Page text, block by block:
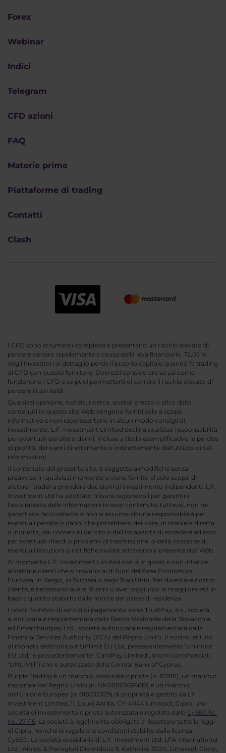
Forex
Webinar
Indici
Telegram
CFD azioni
FAQ
Materie prime
Piattaforme di trading
Contatti
Clash
I CFD sono strumenti complessi e presentano un rischio elevato di
perdere denaro rapidamente a causa della leva finanziaria. 72,05 %
degli investitori al dettaglio perde il proprio capitale quando fa trading
di CFD con questo fornitore. Dovresti considerare se sai come
funzionano i CFD e se puoi permetterti di correre il rischio elevato di
perdere i tuoi soldi.
Qualsiasi opinione, notizia, ricerca, analisi, prezzo o altro dato
contenuti in questo sito Web vengono forniti solo a scopo
informativo e non rappresentano in alcun modo consigli di
investimento. L.F. Investment Limited declina qualsiasi responsabilità
per eventuali perdite o danni, incluse a titolo esemplificativo le perdite
di profitti, derivanti direttamente o indirettamente dall'utilizzo di tali
informazioni.
Il contenuto del presente sito, è soggetto a modifiche senza
preavviso in qualsiasi momento e viene fornito al solo scopo di
aiutare i trader a prendere decisioni di investimento indipendenti. L.F.
Investment Ltd ha adottato misure ragionevoli per garantire
l'accuratezza delle informazioni in esso contenute, tuttavia, non ne
garantisce l'accuratezza e non si assume alcuna responsabilità per
eventuali perdite o danni che potrebbero derivare, in maniera diretta
o indiretta, dai contenuti del sito o dall’incapacità di accedere ad esso,
per eventuali ritardi o problemi di trasmissione, o della ricezione di
eventuali istruzioni o notifiche inviate attraverso il presente sito Web.
Al momento L.F. Investment Limited non è in grado e non intende
accettare clienti che si trovano al di fuori dell'Area Economica
Europea, in Belgio, in Svizzera o negli Stati Uniti. Per diventare nostro
cliente, è necessario avere 18 anni o aver raggiunto la maggiore età in
base a quanto stabilito dalle norme del paese di residenza.
I nostri fornitori di servizi di pagamento sono TrustPay, a.s., società
autorizzata e regolamentata dalla Banca Nazionale della Slovacchia,
ed Emerchantpay Ltd., società autorizzata e regolamentata dalla
Financial Services Authority (FCA) del Regno Unito. Il nostro istituto
di moneta elettronica è Unlimit EU Ltd, precedentemente "Unlimint
EU Ltd." e precedentemente "CardPay Limited", (nomi commerciali:
"UNLIMIT") che è autorizzato dalla Central Bank of Cyprus.
Purple Trading è un marchio nazionale cipriota (n. 85981), un marchio
nazionale del Regno Unito (n. UK00003696619) e un marchio
dell'Unione Europea (n. 018332329) di proprietà e gestito da LF
Investment Limited, 11, Louki Akrita, CY-4044 Limassol, Cipro, una
società di investimento cipriota autorizzata e regolata dalla CySEC lic.
no. 271/15 . La società è legalmente obbligata a rispettare tutte le leggi
di Cipro, nonché le regole e le condizioni stabilite dalla licenza
CySEC. La società sussidiaria di L.F. Investment Ltd, LFA International
Ltd., Aiolou & Panagioti Diomidous 9, Katholiki, 3020, Limassol, Cipro,